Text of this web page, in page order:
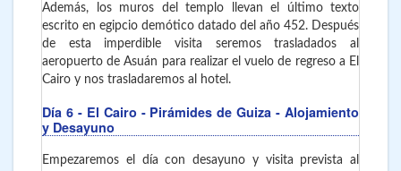
Además, los muros del templo llevan el último texto
escrito en egipcio demótico datado del año 452. Después
de esta imperdible visita seremos trasladados al
aeropuerto de Asuán para realizar el vuelo de regreso a El
Cairo y nos trasladaremos al hotel.
Día 6 - El Cairo - Pirámides de Guiza - Alojamiento
y Desayuno
Empezaremos el día con desayuno y visita prevista al